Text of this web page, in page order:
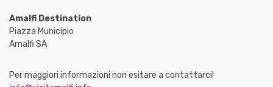
Amalfi Destination
Piazza Municipio
Amalfi SA
Per maggiori informazioni non esitare a contattarci!